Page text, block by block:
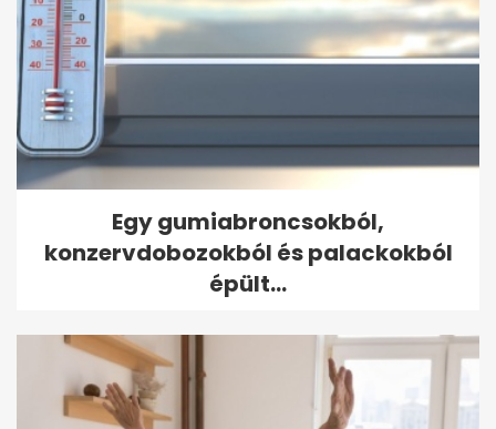
Egy gumiabroncsokból,
konzervdobozokból és palackokból
épült...